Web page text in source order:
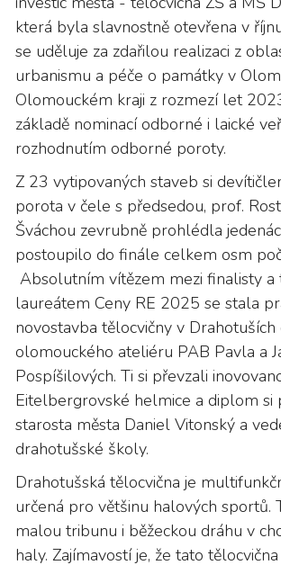
která byla slavnostně otevřena v
se uděluje za zdařilou realizaci z
urbanismu a péče o památky v
Olomouckém kraji z rozmezí let
základě nominací odborné i laické
rozhodnutím odborné poroty.
Z 23 vytipovaných staveb si
porota v čele s předsedou, prof.
Šváchou zevrubně prohlédla
postoupilo do finále celkem osm
Absolutním vítězem mezi finalisty a
laureátem Ceny RE 2025 se stala
novostavba tělocvičny v Drahotuších
olomouckého ateliéru PAB Pavla a
Pospíšilových. Ti si převzali
Eitelbergrovské helmice a diplom si
starosta města Daniel Vitonský a
drahotušské školy.
Drahotušská tělocvična je
určená pro většinu halových sportů.
malou tribunu i běžeckou dráhu v
haly. Zajímavostí je, že tato